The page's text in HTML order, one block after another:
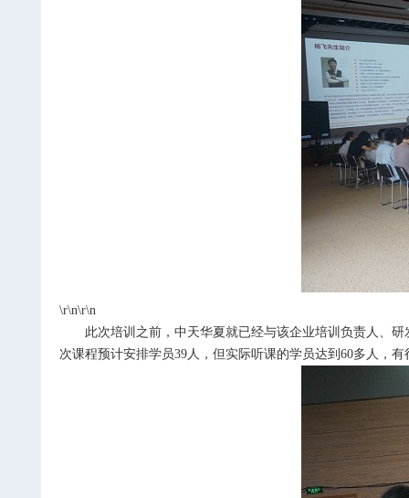
\r\n\r\n
此次培训之前，中天华夏就已经与该企业培训负责人、
次课程预计安排学员39人，但实际听课的学员达到 60多人，有